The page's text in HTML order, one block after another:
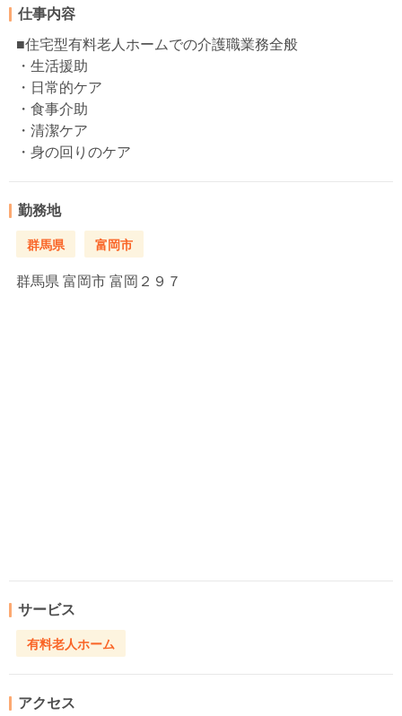
仕事内容
■住宅型有料老人ホームでの介護職業務全般
・生活援助
・日常的ケア
・食事介助
・清潔ケア
・身の回りのケア
勤務地
群馬県 富岡市
群馬県 富岡市 富岡２９７
サービス
有料老人ホーム
アクセス